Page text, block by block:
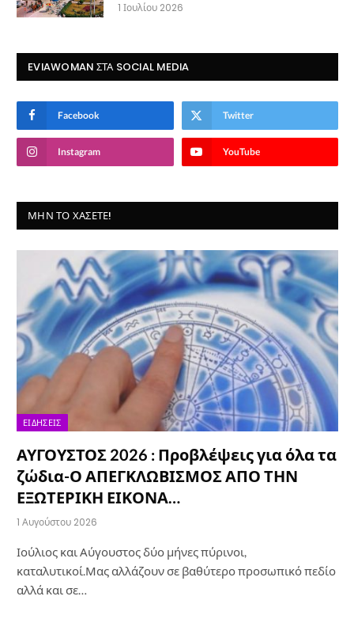
1 Ιουλίου 2026
EVIAWOMAN ΣΤΑ SOCIAL MEDIA
Facebook Twitter
Instagram YouTube
ΜΗΝ ΤΟ ΧΆΣΕΤΕ!
ΕΙΔΉΣΕΙΣ
ΑΥΓΟΥΣΤΟΣ 2026 : Προβλέψεις για όλα τα
ζώδια-Ο ΑΠΕΓΚΛΩΒΙΣΜΟΣ ΑΠΟ ΤΗΝ
ΕΞΩΤΕΡΙΚΗ ΕΙΚΟΝΑ…
1 Αυγούστου 2026
Ιούλιος και Αύγουστος δύο μήνες πύρινοι,
καταλυτικοί.Μας αλλάζουν σε βαθύτερο προσωπικό πεδίο
αλλά και σε…